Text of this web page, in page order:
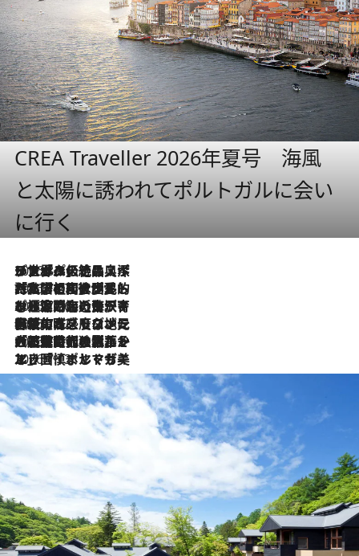
CREA Traveller 2026年夏号 海風
と太陽に誘われてポルトガルに会い
に行く
2026.8.8
リスボンの絶品スイーツ「パステル・デ・ナタ」とは？ポルトガル伝統の奥深い世界へ
2026.7.27
「私の祖国はポルトガル語です」国民的詩人フェルナンド・ペソアと、彼が愛した文学の街を歩く
2026.7.26
ポルトガル近海が育む極上の海の幸。キリリと冷えた白ワインと愉しむ、シーフード専門店の贅沢
2026.7.22
伝統の味をモダンに昇華。高感度な地元客が集う、リスボンの最旬ガストロノミー
2026.7.21
大航海時代の栄華から、震災、独裁、そして革命へ。ポルトガル・首都リスボンの石畳に刻まれた「歴史の光と影」
2026.7.13
エッセイ・ヤマザキマリ「慎ましくも美しき国 ポルトガル」